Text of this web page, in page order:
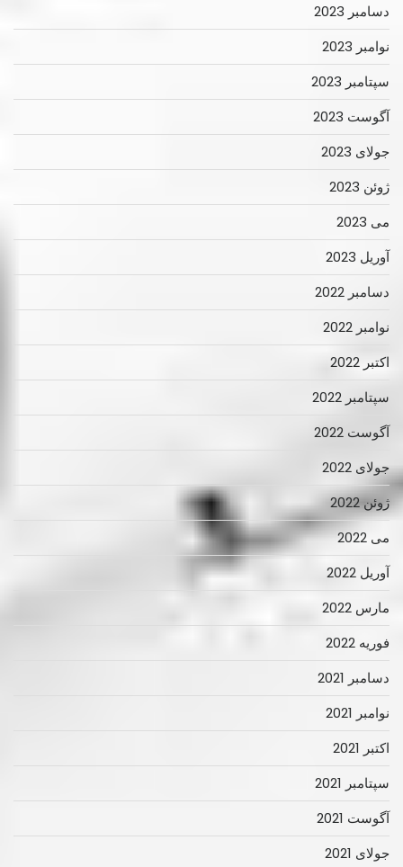
دسامبر 2023
نوامبر 2023
سپتامبر 2023
آگوست 2023
جولای 2023
ژوئن 2023
می 2023
آوریل 2023
دسامبر 2022
نوامبر 2022
اکتبر 2022
سپتامبر 2022
آگوست 2022
جولای 2022
ژوئن 2022
می 2022
آوریل 2022
مارس 2022
فوریه 2022
دسامبر 2021
نوامبر 2021
اکتبر 2021
سپتامبر 2021
آگوست 2021
جولای 2021